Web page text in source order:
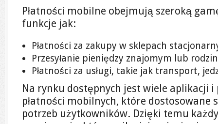
Płatności mobilne obejmują szeroką
funkcje jak:
Płatności za zakupy w sklepach
Przesyłanie pieniędzy znajomym lub
Płatności za usługi, takie jak transport,
Na rynku dostępnych jest wiele aplikacji
płatności mobilnych, które dostosowane
potrzeb użytkowników. Dzięki temu